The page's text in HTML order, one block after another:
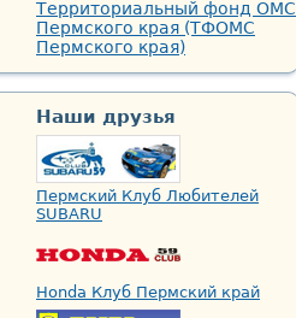
Территориальный фонд ОМС
Пермского края (ТФОМС
Пермского края)
Наши друзья
Пермский Клуб Любителей
SUBARU
Honda Клуб Пермский край